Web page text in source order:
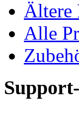
Ältere
Alle